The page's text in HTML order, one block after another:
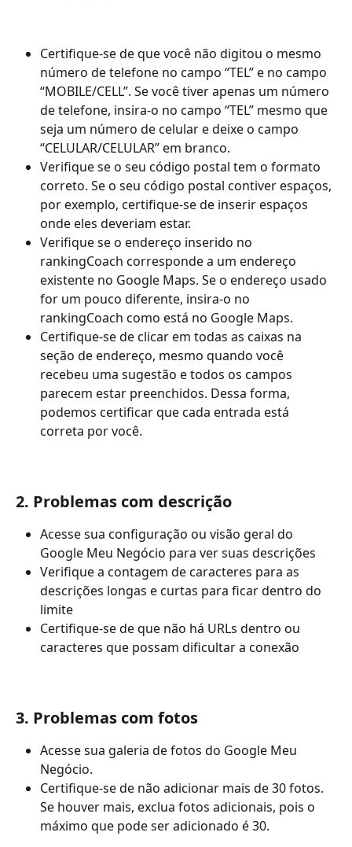
Certifique-se de que você não digitou o mesmo
número de telefone no campo “TEL” e no campo
“MOBILE/CELL”. Se você tiver apenas um número
de telefone, insira-o no campo “TEL” mesmo que
seja um número de celular e deixe o campo
“CELULAR/CELULAR” em branco.
Verifique se o seu código postal tem o formato
correto. Se o seu código postal contiver espaços,
por exemplo, certifique-se de inserir espaços
onde eles deveriam estar.
Verifique se o endereço inserido no
rankingCoach corresponde a um endereço
existente no Google Maps. Se o endereço usado
for um pouco diferente, insira-o no
rankingCoach como está no Google Maps.
Certifique-se de clicar em todas as caixas na
seção de endereço, mesmo quando você
recebeu uma sugestão e todos os campos
parecem estar preenchidos. Dessa forma,
podemos certificar que cada entrada está
correta por você.
2. Problemas com descrição
Acesse sua configuração ou visão geral do
Google Meu Negócio para ver suas descrições
Verifique a contagem de caracteres para as
descrições longas e curtas para ficar dentro do
limite
Certifique-se de que não há URLs dentro ou
caracteres que possam dificultar a conexão
3. Problemas com fotos
Acesse sua galeria de fotos do Google Meu
Negócio.
Certifique-se de não adicionar mais de 30 fotos.
Se houver mais, exclua fotos adicionais, pois o
máximo que pode ser adicionado é 30.